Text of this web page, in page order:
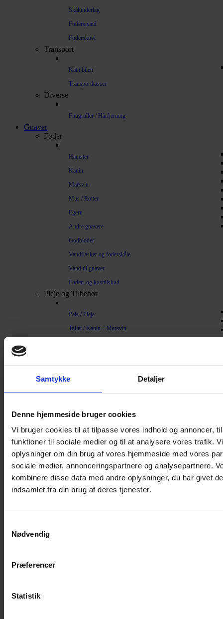
Samtykke Detaljer
Denne hjemmeside bruger cookies
Vi bruger cookies til at tilpasse vores indhold og annoncer,
funktioner til sociale medier og til at analysere vores trafik.
oplysninger om din brug af vores hjemmeside med vores
sociale medier, annonceringspartnere og analysepartnere.
kombinere disse data med andre oplysninger, du har givet
indsamlet fra din brug af deres tjenester.
Nødvendig
Præferencer
Statistik
Skålunderlag
Foderspand
Foderskovl
Transport
Kat i bilen
Transportkasser
Diverse
Fnugruller / Hårfjerning
Gnaver
Foder
Hamster
Kanin
Marsvin
Mus / Rotter
Egern
Andre gnavere
Godbidder
Vandflasker og foderskåle
Vand til gnaver
Foder- og kosttilskud
Pleje og Tilbehør
Pels / Pleje
Toilet / Kanin – Marsvin
Bure
Hamsterbur
Kaninbur
Rottebur
Marsvinebur
Overdækning løbegård